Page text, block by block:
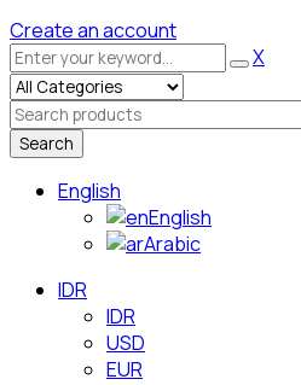
Create an account
X
Search
English
English
Arabic
IDR
IDR
USD
EUR